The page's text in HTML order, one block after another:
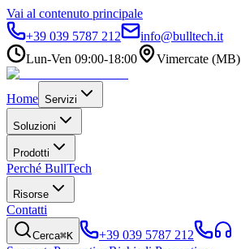
Vai al contenuto principale
+39 039 5787 212
info@bulltech.it
Lun-Ven 09:00-18:00
Vimercate (MB)
Home Servizi
Soluzioni
Prodotti
Perché BullTech
Risorse
Contatti
Cerca⌘K
+39 039 5787 212